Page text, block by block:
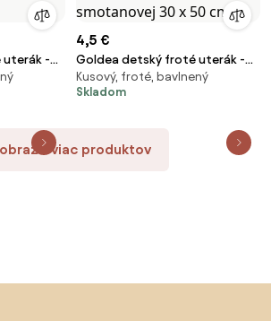
uterák -
50 cm
4,5 €
Goldea detský froté uterák -
ovečka na smotanovej 30 x 50
cm
Kusový, froté, bavlnený
Skladom
viac produktov